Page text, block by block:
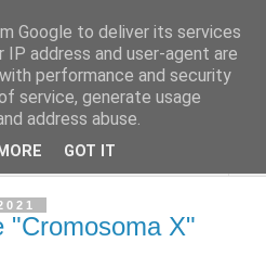
del Río
"Cromosoma X"
Google to deliver its services
IP address and user-agent are
performance and security
service, generate usage
address abuse.
GOT IT